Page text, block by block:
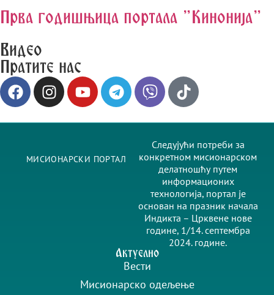
Прва годишњица портала "Кинонија"
Видео
Пратите нас
МИСИОНАРСКИ ПОРТАЛ
Следујући потреби за
конкретном мисионарском
делатношћу путем
информационих
технологија, портал је
основан на празник начала
Индикта – Црквене нове
године, 1/14. септембра
2024. године.
Актуелно
Вести
Мисионарско одељење